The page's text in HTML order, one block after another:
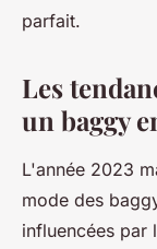
parfait.
Les
un baggy
L'année 2023
mode des
influencées par